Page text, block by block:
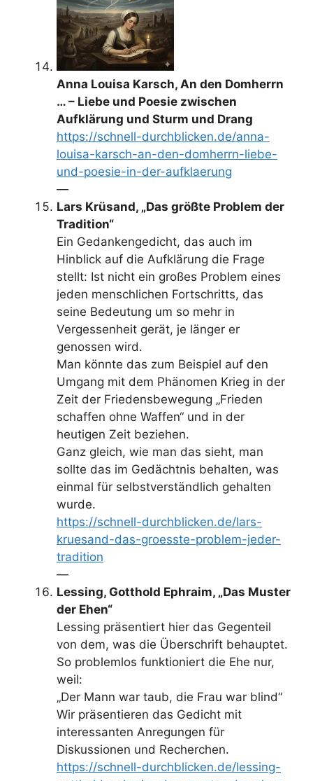
Anna Louisa Karsch, An den Domherrn
… – Liebe und Poesie zwischen
Aufklärung und Sturm und Drang
https://schnell-durchblicken.de/anna-
louisa-karsch-an-den-domherrn-liebe-
und-poesie-in-der-aufklaerung
—
Lars Krüsand, „Das größte Problem der
Tradition“
Ein Gedankengedicht, das auch im
Hinblick auf die Aufklärung die Frage
stellt: Ist nicht ein großes Problem eines
jeden menschlichen Fortschritts, das
seine Bedeutung um so mehr in
Vergessenheit gerät, je länger er
genossen wird.
Man könnte das zum Beispiel auf den
Umgang mit dem Phänomen Krieg in der
Zeit der Friedensbewegung „Frieden
schaffen ohne Waffen“ und in der
heutigen Zeit beziehen.
Ganz gleich, wie man das sieht, man
sollte das im Gedächtnis behalten, was
einmal für selbstverständlich gehalten
wurde.
https://schnell-durchblicken.de/lars-
kruesand-das-groesste-problem-jeder-
tradition
—
Lessing, Gotthold Ephraim, „Das Muster
der Ehen“
Lessing präsentiert hier das Gegenteil
von dem, was die Überschrift behauptet.
So problemlos funktioniert die Ehe nur,
weil:
„Der Mann war taub, die Frau war blind“
Wir präsentieren das Gedicht mit
interessanten Anregungen für
Diskussionen und Recherchen.
https://schnell-durchblicken.de/lessing-